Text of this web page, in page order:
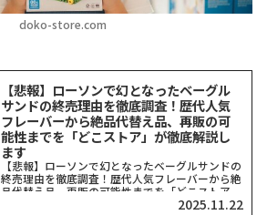
doko-store.com
【悲報】ローソンで幻となったベーグル
サンドの終売理由を徹底調査！歴代人気
フレーバーから絶品代替え品、再販の可
能性までを「どこストア」が徹底解説し
ます
【悲報】ローソンで幻となったベーグルサンドの
終売理由を徹底調査！歴代人気フレーバーから絶
品代替え品、再販の可能性までを「どこストア」
が徹底解説します「え、ローソンのベーグルサン
2025.11.22